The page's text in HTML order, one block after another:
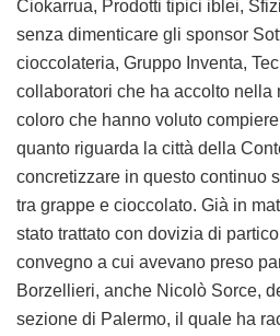
Ciokarrua, Prodotti tipici iblei,
senza dimenticare gli sponsor
cioccolateria, Gruppo Inventa,
collaboratori che ha accolto nella
coloro che hanno voluto
quanto riguarda la città della
concretizzare in questo continuo
tra grappe e cioccolato. Già in
stato trattato con dovizia di
convegno a cui avevano preso
Borzellieri, anche Nicolò Sorce,
sezione di Palermo, il quale ha